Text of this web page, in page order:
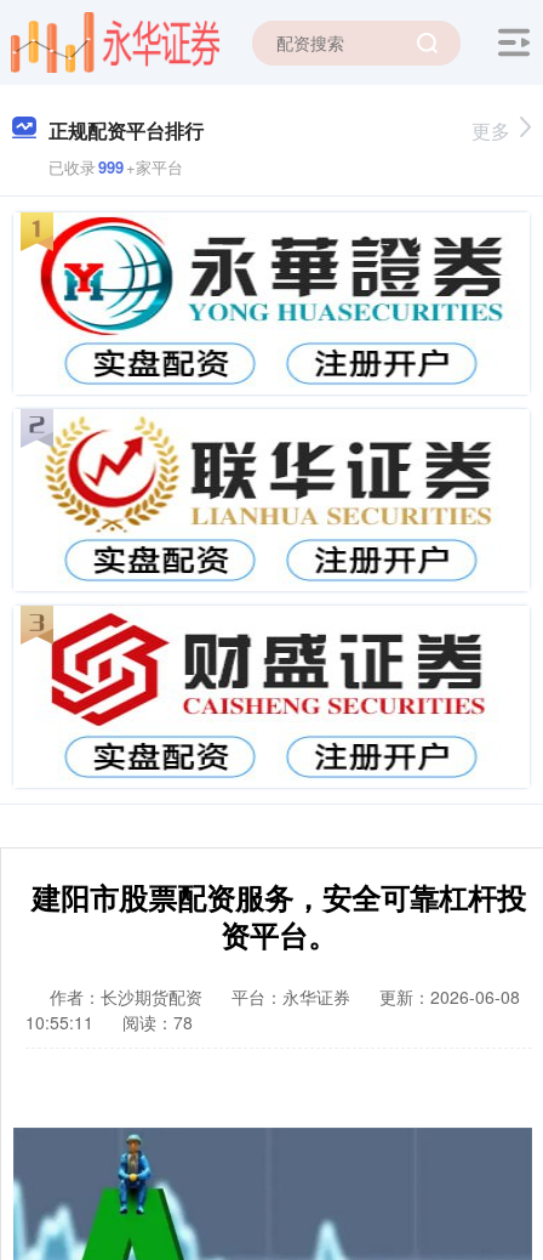
正规配资平台排行
已收录999+家平台
更多
建阳市股票配资服务，安全可靠杠杆投
资平台。
作者：长沙期货配资 平台：永华证券
更新：2026-06-08
10:55:11
阅读：78